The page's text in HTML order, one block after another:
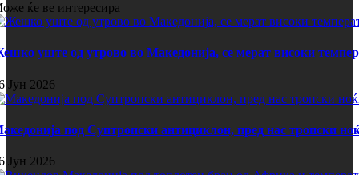
ќе ве интересира
уште од утрово во Македонија, се мерат високи
Јун 2026
под Суптропски антициклон, пред нас тропски
Јун 2026